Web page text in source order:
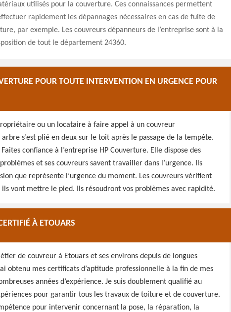
utilisés pour la couverture. Ces connaissances permettent
rapidement les dépannages nécessaires en cas de fuite de
par exemple. Les couvreurs dépanneurs de l’entreprise sont à la
de tout le département 24360.
POUR TOUTE INTERVENTION EN URGENCE POUR
ou un locataire à faire appel à un couvreur
s’est plié en deux sur le toit après le passage de la tempête.
confiance à l’entreprise HP Couverture. Elle dispose des
et ses couvreurs savent travailler dans l’urgence. Ils
que représente l’urgence du moment. Les couvreurs vérifient
vont mettre le pied. Ils résoudront vos problèmes avec rapidité.
À ETOUARS
de couvreur à Etouars et ses environs depuis de longues
obtenu mes certificats d’aptitude professionnelle à la fin de mes
années d’expérience. Je suis doublement qualifié au
pour garantir tous les travaux de toiture et de couverture.
pour intervenir concernant la pose, la réparation, la